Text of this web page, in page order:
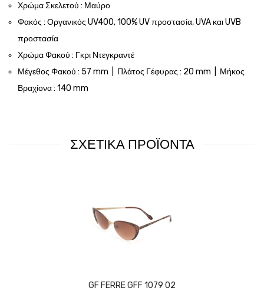
Χρώμα Σκελετού : Μαύρο
Φακός : Οργανικός UV400, 100% UV προστασία, UVA και UVB
προστασία
Χρώμα Φακού : Γκρι Ντεγκραντέ
Μέγεθος Φακού : 57 mm | Πλάτος Γέφυρας : 20 mm | Μήκος
Βραχίονα : 140 mm
ΣΧΕΤΙΚΑ ΠΡΟΪΟΝΤΑ
GF FERRE GFF 1079 02